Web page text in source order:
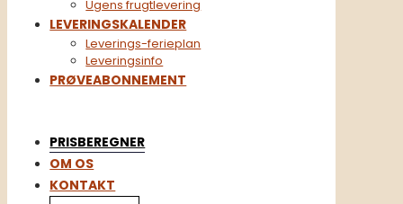
Ugens frugtlevering
LEVERINGSKALENDER
Leverings-ferieplan
Leveringsinfo
PRØVEABONNEMENT
PRISBEREGNER
OM OS
KONTAKT